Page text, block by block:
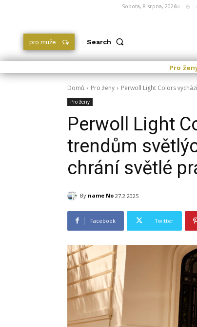
Sobota, 8 srpna, 2026
pro muže Search
Pro
Domů Pro ženy Perwoll Light Colors
Pro ženy
Perwoll Light
trendům
chrání světlé
By name No 27.2.2025
Facebook Twitter